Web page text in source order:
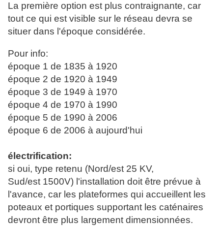
La première option est plus contraignante, car
tout ce qui est visible sur le réseau devra se
situer dans l'époque considérée.
Pour info:
époque 1 de 1835 à 1920
époque 2 de 1920 à 1949
époque 3 de 1949 à 1970
époque 4 de 1970 à 1990
époque 5 de 1990 à 2006
époque 6 de 2006 à aujourd'hui
électrification:
si oui, type retenu (Nord/est 25 KV,
Sud/est 1500V) l'installation doit être prévue à
l'avance, car les plateformes qui accueillent les
poteaux et portiques supportant les caténaires
devront être plus largement dimensionnées.